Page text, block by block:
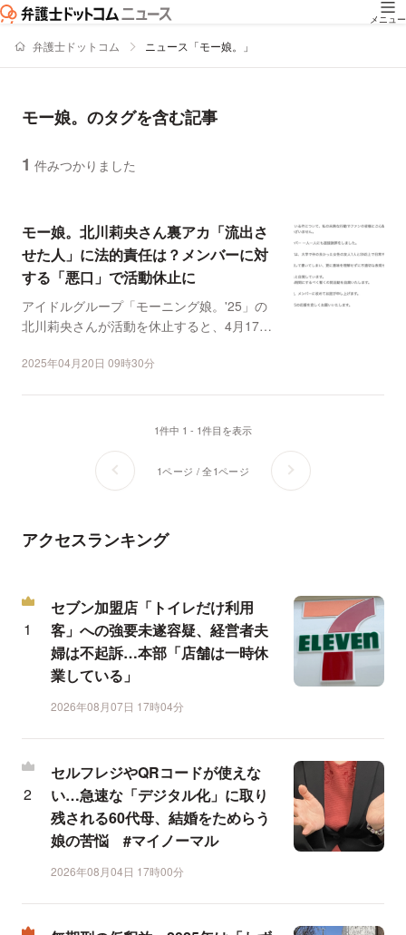
メニュー
弁護士ドットコム ニュース「モー娘。」
モー娘。のタグを含む記事
1 件みつかりました
モー娘。北川莉央さん裏アカ「流出さ
せた人」に法的責任は？メンバーに対
する「悪口」で活動休止に
アイドルグループ「モーニング娘。'25」の
北川莉央さんが活動を休止すると、4月17日
2025年04月20日 09時30分
1件中 1 - 1件目を表示
1ページ / 全1ページ
アクセスランキング
セブン加盟店「トイレだけ利用
客」への強要未遂容疑、経営者夫
婦は不起訴…本部「店舗は一時休
業している」
2026年08月07日 17時04分
セルフレジやQRコードが使えな
い…急速な「デジタル化」に取り
残される60代母、結婚をためらう
娘の苦悩 #マイノーマル
2026年08月04日 17時00分